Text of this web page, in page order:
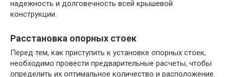
надежность и долговечность всей крышевой
конструкции.
Расстановка опорных стоек
Перед тем, как приступить к установке опорных стоек,
необходимо провести предварительные расчеты, чтобы
определить их оптимальное количество и расположение.